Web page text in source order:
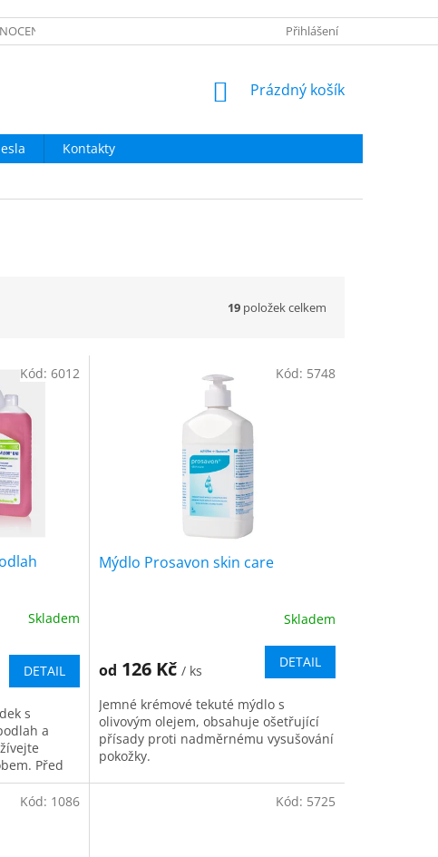
OBCHODU NAPIŠTE NÁM
Přihlášení
NÁKUPNÍ
Prázdný košík
Kontakty
19 položek celkem
Skladem
DETAIL
s
a
Před
a...
Kód: 6012
Mýdlo Prosavon skin care
je
z
5
hvězdiček.
Skladem
od 126 Kč / ks
DETAIL
Jemné krémové tekuté mýdlo s
olivovým olejem, obsahuje ošetřující
přísady proti nadměrnému vysušování
pokožky.
Kód: 5748
Kód: 1086 Kód: 5725